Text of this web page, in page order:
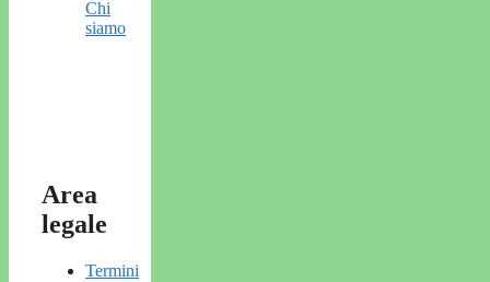
Chi
siamo
Area
legale
Termini